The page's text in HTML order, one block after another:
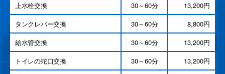
上水栓交換
30～60分
13,200円
タンクレバー交換
30～60分
8,800円
給水管交換
30～60分
13,200円
トイレの蛇口交換
30～60分
13,200円